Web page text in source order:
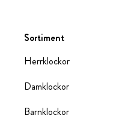
Sortiment
Herrklockor
Damklockor
Barnklockor